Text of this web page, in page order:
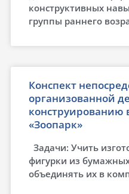
конструктивных
группы раннего
Конспект
организованной
конструированию
«Зоопарк»
Задачи: Учить
фигурки из
объединять их в